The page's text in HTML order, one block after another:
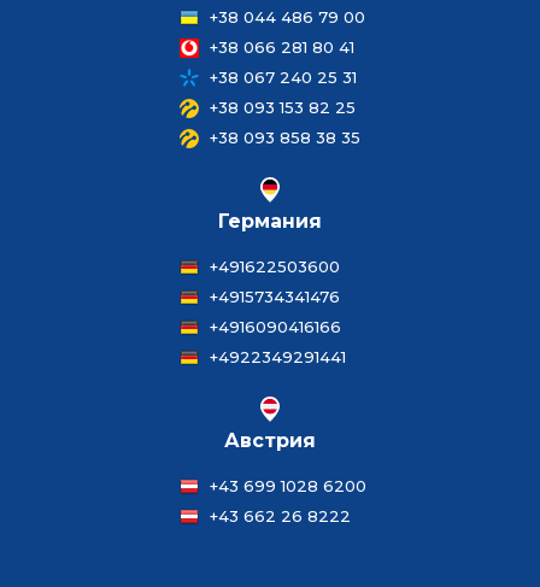
+38 044 486 79 00
+38 066 281 80 41
+38 067 240 25 31
+38 093 153 82 25
+38 093 858 38 35
Германия
+491622503600
+4915734341476
+4916090416166
+4922349291441
Австрия
+43 699 1028 6200
+43 662 26 8222